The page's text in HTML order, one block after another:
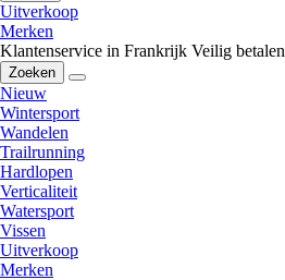
Uitverkoop
Merken
Klantenservice in Frankrijk Veilig betalen
Zoeken
Nieuw
Wintersport
Wandelen
Trailrunning
Hardlopen
Verticaliteit
Watersport
Vissen
Uitverkoop
Merken